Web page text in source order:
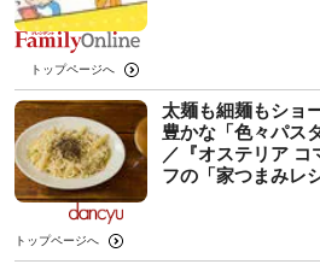
トップページへ
太麺も細麺もショ
豊かな「色々パス
／『オステリア コ
フの「家つまみレ
トップページへ